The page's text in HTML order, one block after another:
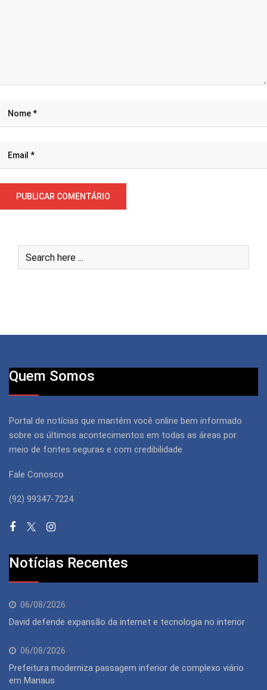
Quem Somos
Portal de notícias que mantém você online bem informado
sobre os últimos acontecimentos em todas as áreas por
meio de fontes seguras e com credibilidade
Fale Conosco
(92) 99347-7224
Notícias Recentes
06/08/2026
David defende expansão da internet e tecnologia no interior
06/08/2026
Prefeitura moderniza passagem inferior de complexo viário
em Manaus